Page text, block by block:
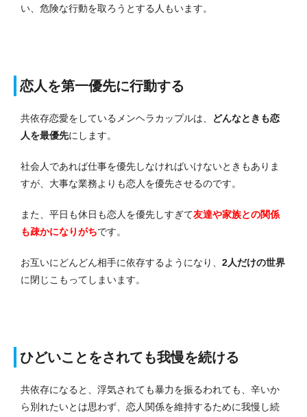
い、危険な行動を取ろうとする人もいます。
恋人を第一優先に行動する
共依存恋愛をしているメンヘラカップルは、
どんなときも恋
人を最優先にします。
社会人であれば仕事を優先しなければいけないときもありま
すが、大事な業務よりも恋人を優先させるのです。
また、平日も休日も恋人を優先しすぎて友達や家族との関係
も疎かになりがちです。
お互いにどんどん相手に依存するようになり、 2人だけの世界
に閉じこもってしまいます。
ひどいことをされても我慢を続ける
共依存になると、浮気されても暴力を振るわれても、辛いか
ら別れたいとは思わず、恋人関係を維持するために我慢し続